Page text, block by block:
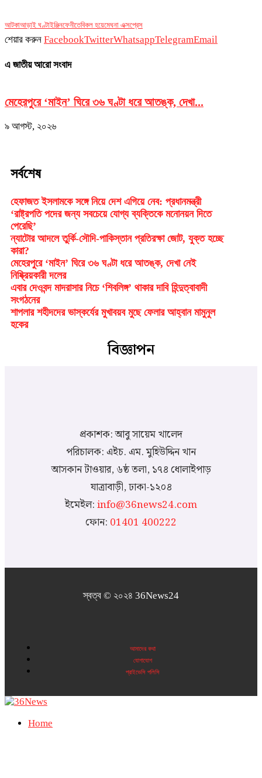
আটকাআড়াই ঘণ্টাইঞ্জিনফেনীতেবিকল হয়েমেঘনা এক্সপ্রেস
শেয়ার করুন FacebookTwitterWhatsappTelegramEmail
এ জাতীয় আরো সংবাদ
মেহেরপুরে ‘মাইন’ ঘিরে ৩৬ ঘণ্টা ধরে আতঙ্ক, দেখা...
৯ আগস্ট, ২০২৬
সর্বশেষ
হেফাজত ইসলামকে সঙ্গে নিয়ে দেশ এগিয়ে নেব: প্রধানমন্ত্রী
‘রাষ্ট্রপতি পদের জন্য সবচেয়ে যোগ্য ব্যক্তিকে মনোনয়ন দিতে
পেরেছি’
ন্যাটোর আদলে তুর্কি-সৌদি-পাকিস্তান প্রতিরক্ষা জোট, যুক্ত হচ্ছে
কারা?
মেহেরপুরে ‘মাইন’ ঘিরে ৩৬ ঘণ্টা ধরে আতঙ্ক, দেখা নেই
নিষ্ক্রিয়কারী দলের
এবার দেওবন্দ মাদরাসার নিচে ‘শিবলিঙ্গ’ থাকার দাবি হিন্দুত্বাবাদী
সংগঠনের
শাপলার শহীদদের ভাস্কর্যের মুখাবয়ব মুছে ফেলার আহ্বান মামুনুল
হকের
বিজ্ঞাপন
প্রকাশক: আবু সায়েম খালেদ
পরিচালক: এইচ. এম. মুহিউদ্দিন খান
আসকান টাওয়ার, ৬ষ্ঠ তলা, ১৭৪ ধোলাইপাড়
যাত্রাবাড়ী, ঢাকা-১২০৪
ইমেইল:info@36news24.com
ফোন: 01401 400222
স্বত্ব © ২০২৪ 36News24
আমাদের কথা
যোগাযোগ
প্রাইভেসি পলিসি
Home